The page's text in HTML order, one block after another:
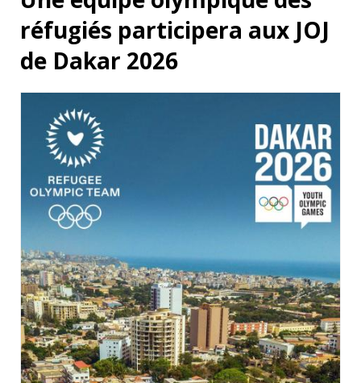
réfugiés participera aux JOJ
de Dakar 2026